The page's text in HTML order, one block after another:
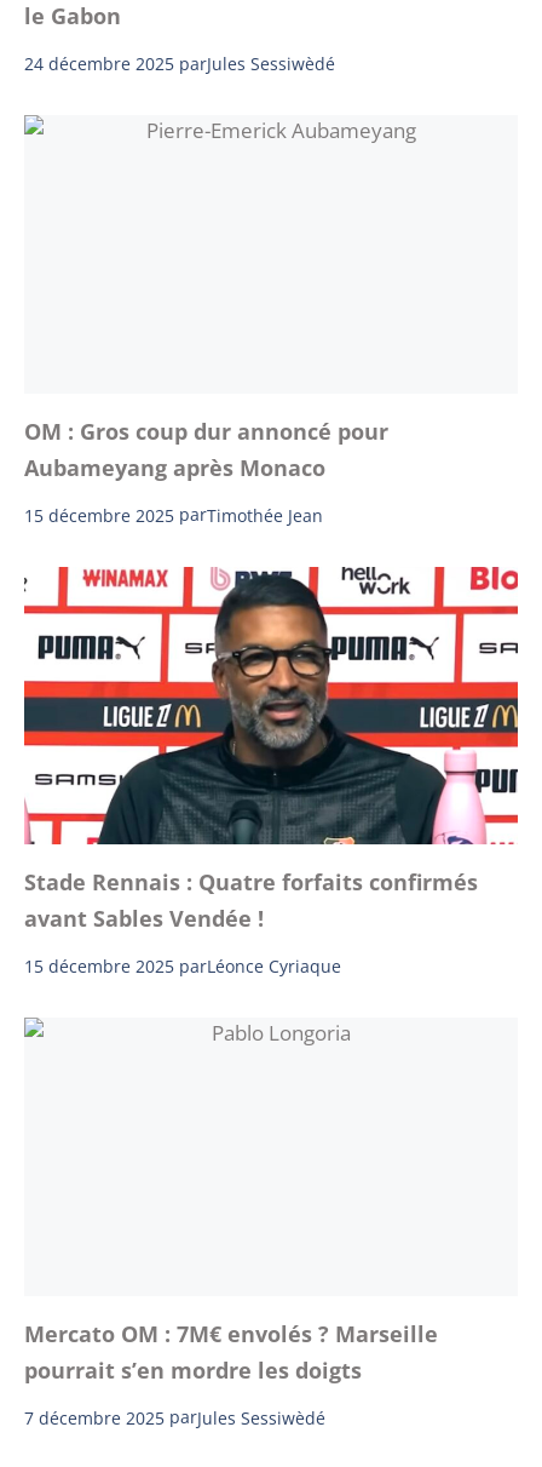
le Gabon
24 décembre 2025 parJules Sessiwèdé
OM : Gros coup dur annoncé pour
Aubameyang après Monaco
15 décembre 2025 parTimothée Jean
Stade Rennais : Quatre forfaits confirmés
avant Sables Vendée !
15 décembre 2025 parLéonce Cyriaque
Mercato OM : 7M€ envolés ? Marseille
pourrait s’en mordre les doigts
7 décembre 2025 parJules Sessiwèdé